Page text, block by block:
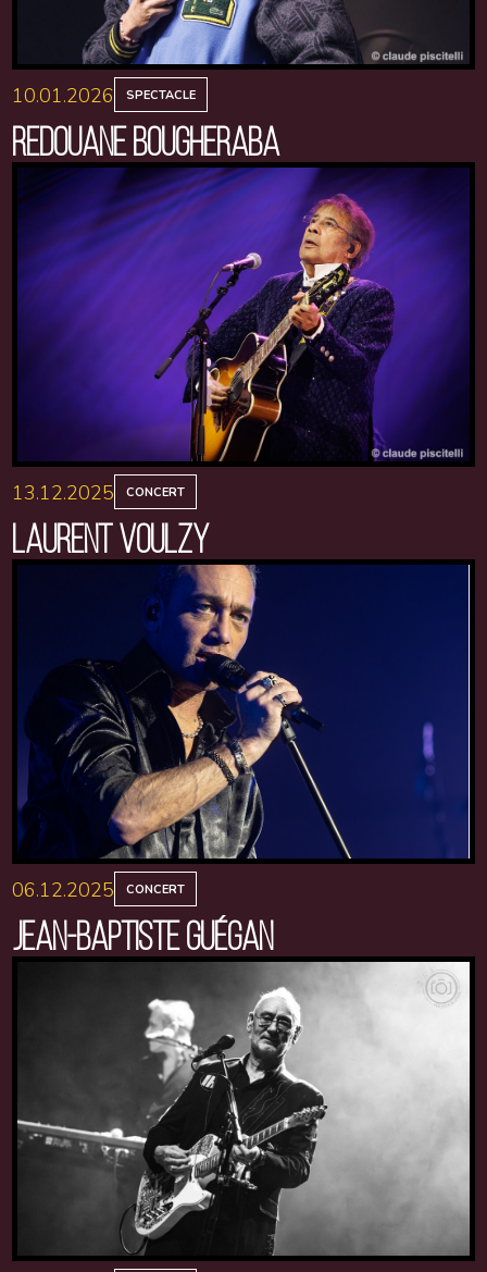
10.01.2026 SPECTACLE
REDOUANE BOUGHERABA
13.12.2025 CONCERT
LAURENT VOULZY
06.12.2025 CONCERT
JEAN-BAPTISTE GUÉGAN